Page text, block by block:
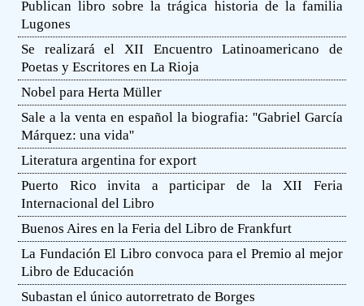
Publican libro sobre la trágica historia de la familia
Lugones
Se realizará el XII Encuentro Latinoamericano de
Poetas y Escritores en La Rioja
Nobel para Herta Müller
Sale a la venta en español la biografia: ''Gabriel García
Márquez: una vida''
Literatura argentina for export
Puerto Rico invita a participar de la XII Feria
Internacional del Libro
Buenos Aires en la Feria del Libro de Frankfurt
La Fundación El Libro convoca para el Premio al mejor
Libro de Educación
Subastan el único autorretrato de Borges